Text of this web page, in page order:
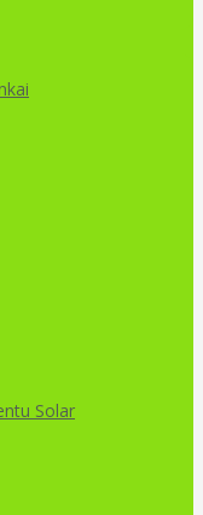
Solar